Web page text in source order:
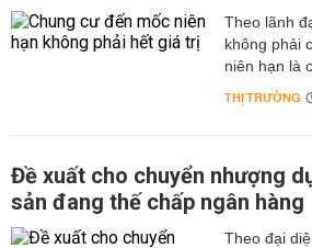
Theo lãnh
không phải
niên hạn là
THỊ TRƯỜNG
Đề xuất cho chuyển nhượng
sản đang thế chấp ngân hàng
Theo đại